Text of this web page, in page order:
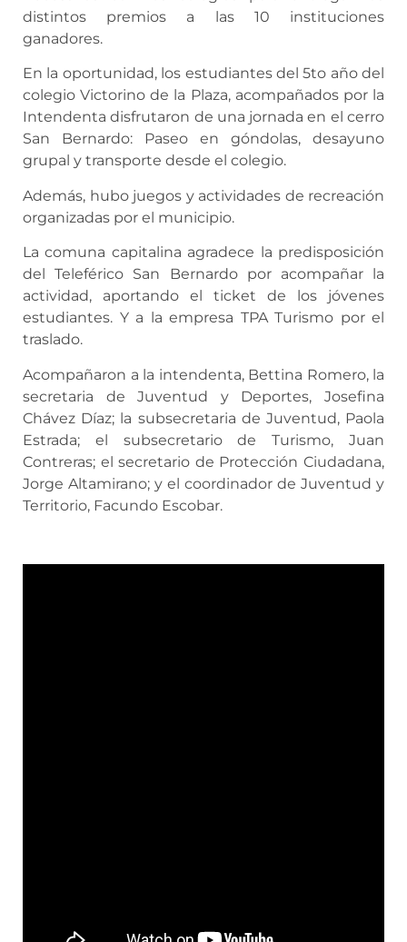
distintos premios a las 10 instituciones
ganadores.
En la oportunidad, los estudiantes del 5to año del
colegio Victorino de la Plaza, acompañados por la
Intendenta disfrutaron de una jornada en el cerro
San Bernardo: Paseo en góndolas, desayuno
grupal y transporte desde el colegio.
Además, hubo juegos y actividades de recreación
organizadas por el municipio.
La comuna capitalina agradece la predisposición
del Teleférico San Bernardo por acompañar la
actividad, aportando el ticket de los jóvenes
estudiantes. Y a la empresa TPA Turismo por el
traslado.
Acompañaron a la intendenta, Bettina Romero, la
secretaria de Juventud y Deportes, Josefina
Chávez Díaz; la subsecretaria de Juventud, Paola
Estrada; el subsecretario de Turismo, Juan
Contreras; el secretario de Protección Ciudadana,
Jorge Altamirano; y el coordinador de Juventud y
Territorio, Facundo Escobar.